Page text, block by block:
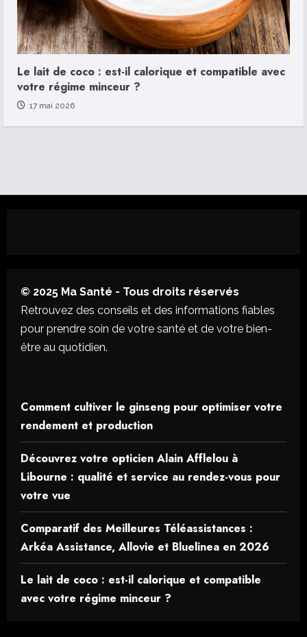
Le lait de coco : est-il calorique et compatible avec
votre régime minceur ?
17 mai 2026
© 2025 Ma Santé - Tous droits réservés
Retrouvez des conseils et des informations fiables
pour prendre soin de votre santé et de votre bien-
être au quotidien.
Comment cultiver le ginseng pour optimiser votre
rendement et production
Découvrez votre opticien Alain Afflelou à
Libourne : qualité et service au rendez-vous pour
votre vue
Comparatif des Meilleures Téléassistances :
Arkéa Assistance, Allovie et Bluelinea en 2026
Le lait de coco : est-il calorique et compatible
avec votre régime minceur ?